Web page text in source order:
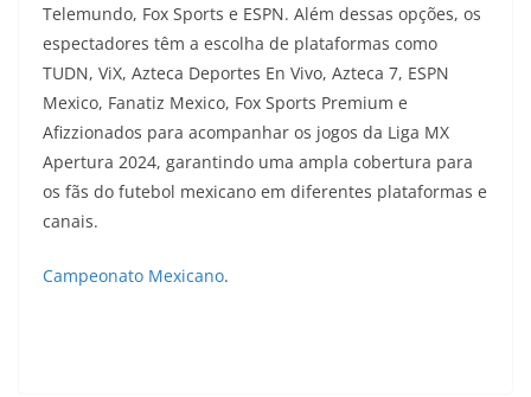
Telemundo, Fox Sports e ESPN. Além dessas opções, os
espectadores têm a escolha de plataformas como
TUDN, ViX, Azteca Deportes En Vivo, Azteca 7, ESPN
Mexico, Fanatiz Mexico, Fox Sports Premium e
Afizzionados para acompanhar os jogos da Liga MX
Apertura 2024, garantindo uma ampla cobertura para
os fãs do futebol mexicano em diferentes plataformas e
canais.
Campeonato Mexicano.